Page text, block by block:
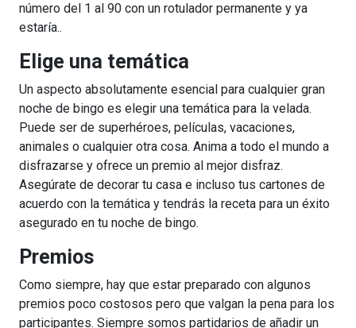
número del 1 al 90 con un rotulador permanente y ya
estaría..
Elige una temática
Un aspecto absolutamente esencial para cualquier gran
noche de bingo es elegir una temática para la velada.
Puede ser de superhéroes, películas, vacaciones,
animales o cualquier otra cosa. Anima a todo el mundo a
disfrazarse y ofrece un premio al mejor disfraz.
Asegúrate de decorar tu casa e incluso tus cartones de
acuerdo con la temática y tendrás la receta para un éxito
asegurado en tu noche de bingo.
Premios
Como siempre, hay que estar preparado con algunos
premios poco costosos pero que valgan la pena para los
participantes. Siempre somos partidarios de añadir un